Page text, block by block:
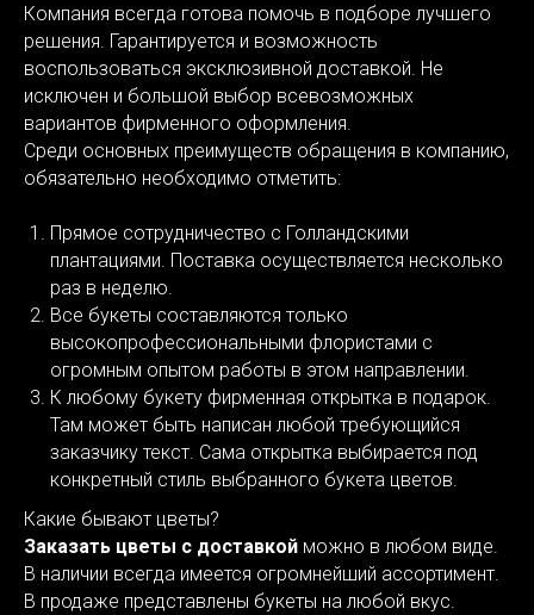
Компания всегда готова помочь в подборе лучшего
решения. Гарантируется и возможность
воспользоваться эксклюзивной доставкой. Не
исключен и большой выбор всевозможных
вариантов фирменного оформления.
Среди основных преимуществ обращения в компанию,
обязательно необходимо отметить:
Прямое сотрудничество с Голландскими
плантациями. Поставка осуществляется несколько
раз в неделю.
Все букеты составляются только
высокопрофессиональными флористами с
огромным опытом работы в этом направлении.
К любому букету фирменная открытка в подарок.
Там может быть написан любой требующийся
заказчику текст. Сама открытка выбирается под
конкретный стиль выбранного букета цветов.
Какие бывают цветы?
Заказать цветы с доставкой можно в любом виде.
В наличии всегда имеется огромнейший ассортимент.
В продаже представлены букеты на любой вкус.